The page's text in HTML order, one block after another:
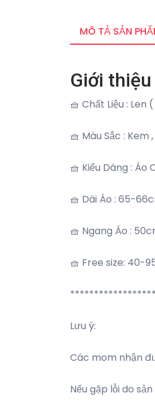
MÔ TẢ SẢN
Giới
🧺 Chất Liệu :
🧺 Màu Sắc : Kem
🧺 Kiểu Dáng : Áo
🧺 Dài Áo : 65-
🧺 Ngang Áo :
🧺 Free size: 40-
Lưu ý:
Các mom nhận
Nếu gặp lỗi do